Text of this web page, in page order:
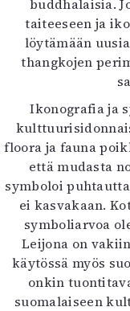
buddhalaisia.
taiteeseen ja
löytämään
thangkojen
Ikonografia ja
floora ja fauna
että mudasta
symboloi
ei kasvakaan.
symboliarvoa
Leijona on
käytössä myös
onkin
suomalaiseen